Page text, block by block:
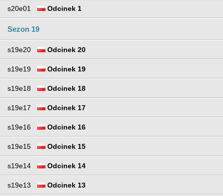
s20e01 Odcinek 1
Sezon 19
s19e20 Odcinek 20
s19e19 Odcinek 19
s19e18 Odcinek 18
s19e17 Odcinek 17
s19e16 Odcinek 16
s19e15 Odcinek 15
s19e14 Odcinek 14
s19e13 Odcinek 13